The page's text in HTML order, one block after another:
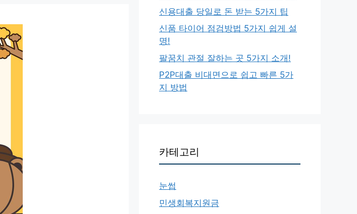
신용대출 당일로 돈 받는 5가지 팁
신품 타이어 점검방법 5가지 쉽게 설
명!
팔꿈치 관절 잘하는 곳 5가지 소개!
P2P대출 비대면으로 쉽고 빠른 5가
지 방법
카테고리
눈썹
민생회복지원금